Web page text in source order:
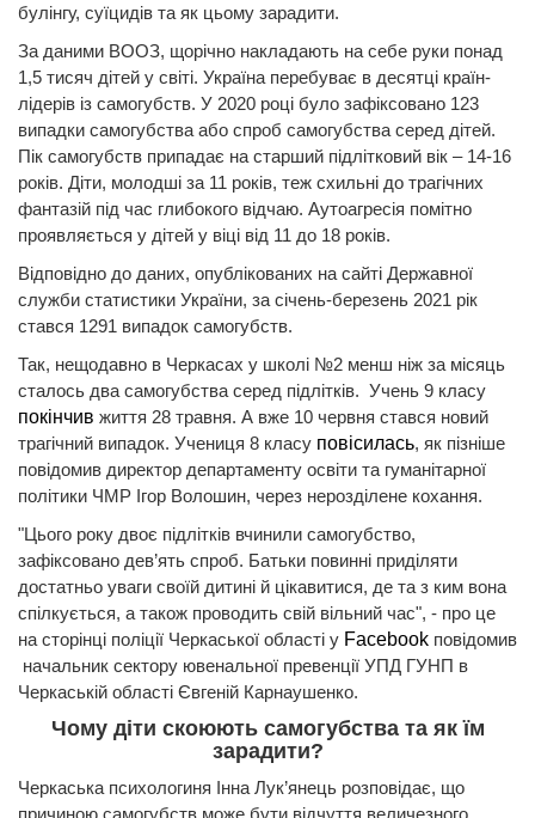
булінгу, суїцидів та як цьому зарадити.
За даними ВООЗ, щорічно накладають на себе руки понад
1,5 тисяч дітей у світі. Україна перебуває в десятці країн-
лідерів із самогубств. У 2020 році було зафіксовано 123
випадки самогубства або спроб самогубства серед дітей.
Пік самогубств припадає на старший підлітковий вік – 14-16
років. Діти, молодші за 11 років, теж схильні до трагічних
фантазій під час глибокого відчаю. Аутоагресія помітно
проявляється у дітей у віці від 11 до 18 років.
Відповідно до даних, опублікованих на сайті Державної
служби статистики України, за січень-березень 2021 рік
стався 1291 випадок самогубств.
Так, нещодавно в Черкасах у школі №2 менш ніж за місяць
сталось два самогубства серед підлітків. Учень 9 класу
покінчив життя 28 травня. А вже 10 червня стався новий
трагічний випадок. Учениця 8 класу повісилась, як пізніше
повідомив директор департаменту освіти та гуманітарної
політики ЧМР Ігор Волошин, через нерозділене кохання.
"Цього року двоє підлітків вчинили самогубство,
зафіксовано дев’ять спроб. Батьки повинні приділяти
достатньо уваги своїй дитині й цікавитися, де та з ким вона
спілкується, а також проводить свій вільний час", - про це
на сторінці поліції Черкаської області у Facebook повідомив
начальник сектору ювенальної превенції УПД ГУНП в
Черкаській області Євгеній Карнаушенко.
Чому діти скоюють самогубства та як їм
зарадити?
Черкаська психологиня Інна Лук’янець розповідає, що
причиною самогубств може бути відчуття величезного